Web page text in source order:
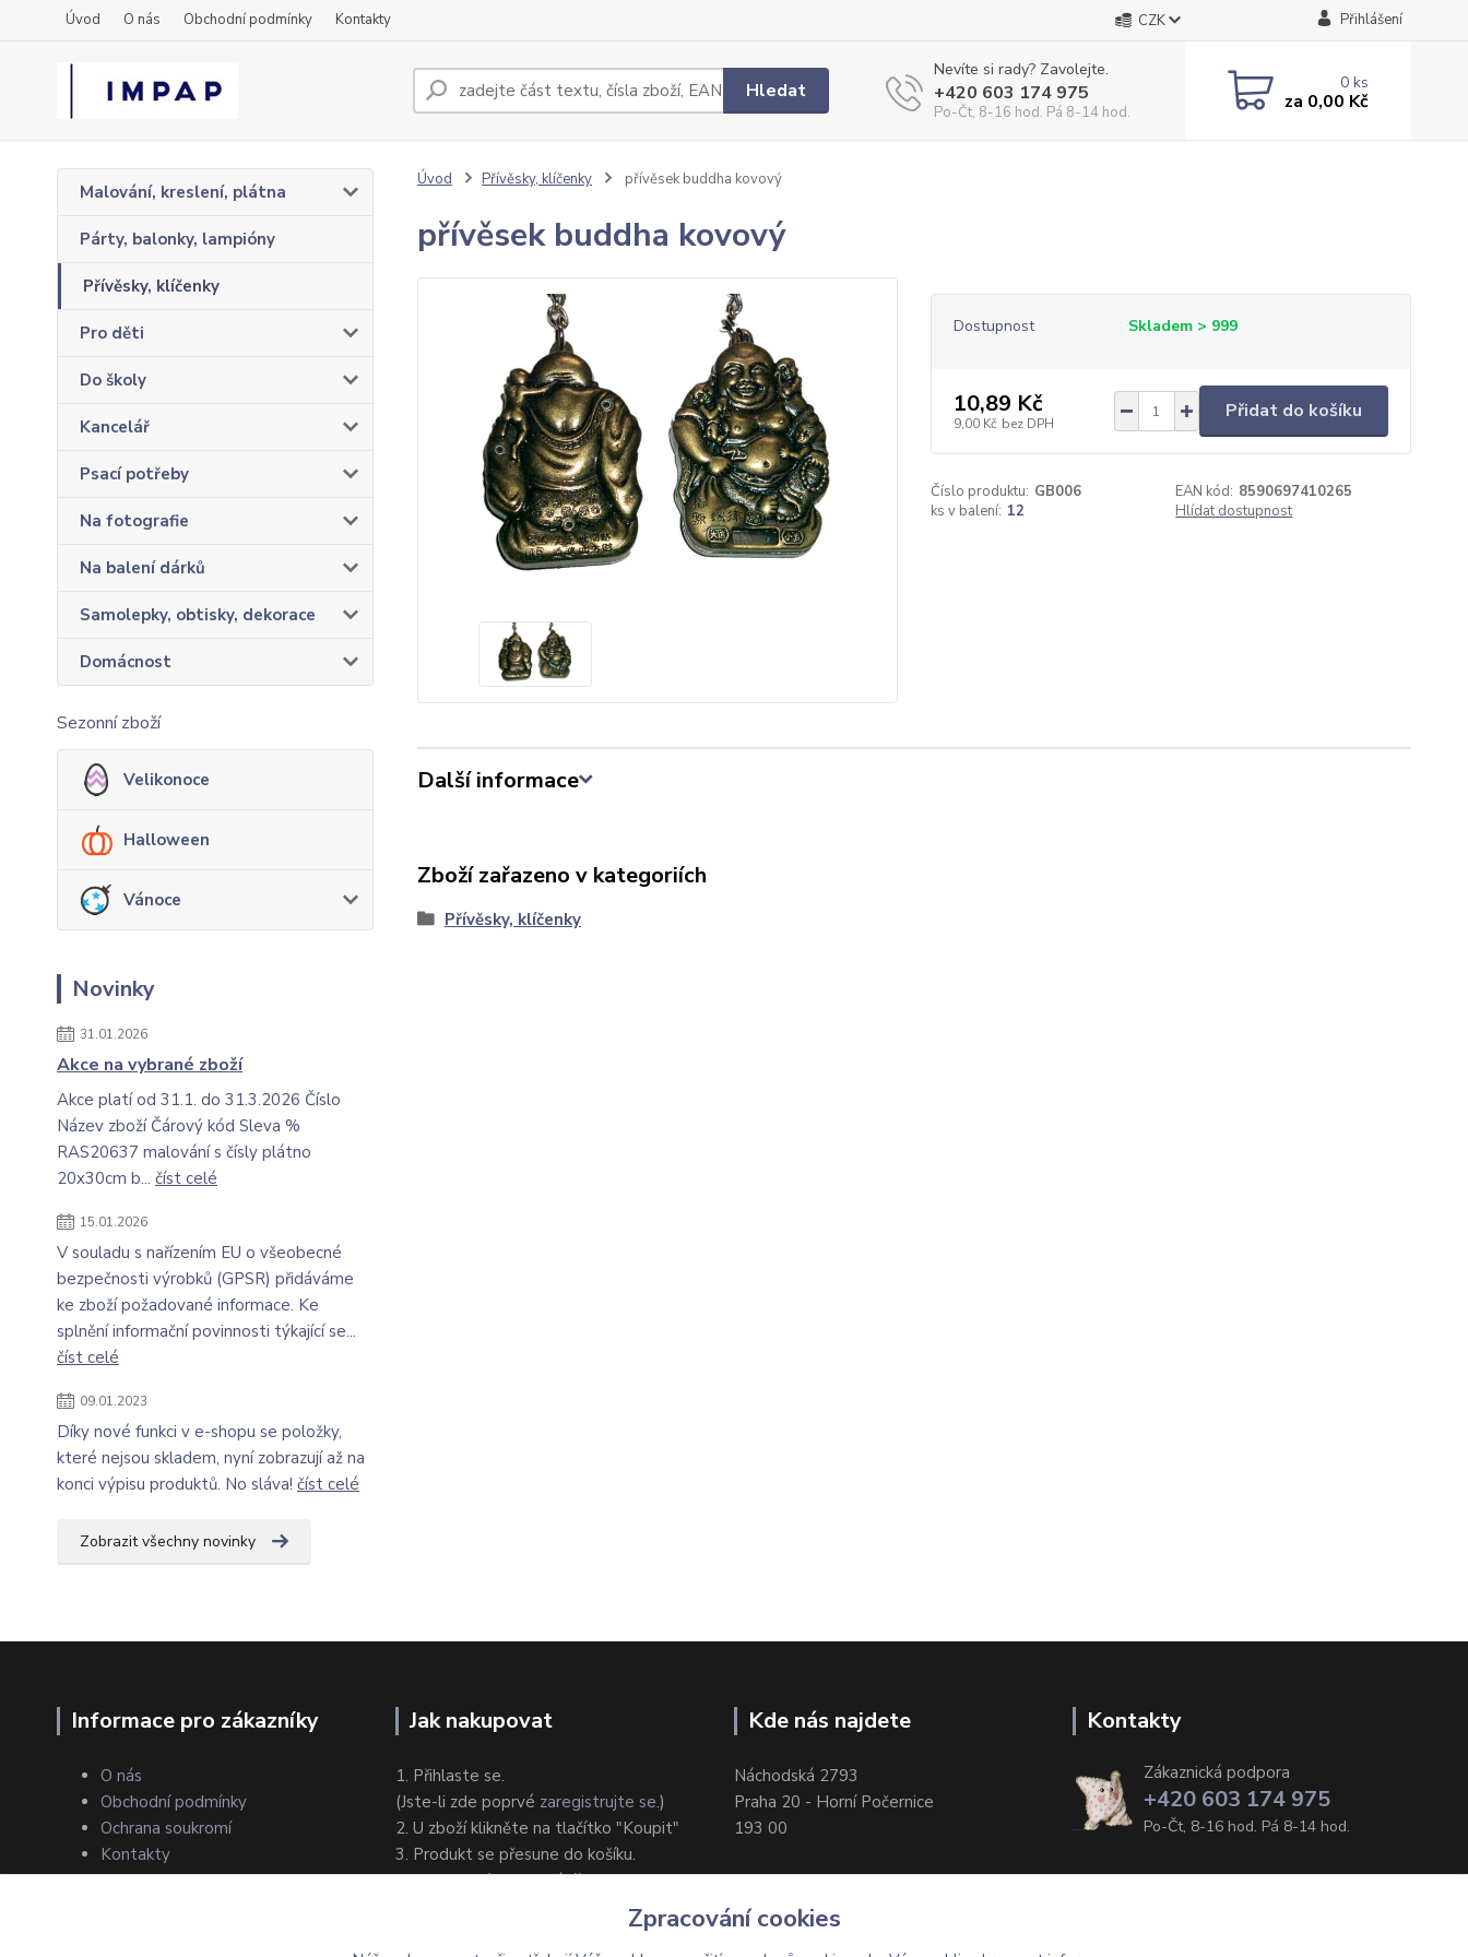
Úvod O nás Obchodní podmínky Kontakty CZK Přihlášení
Hledat
Nevíte si rady? Zavolejte.
+420 603 174 975
Po-Čt, 8-16 hod. Pá 8-14 hod.
0ks
za 0,00 Kč
Malování, kreslení, plátna
Párty, balonky, lampióny
Přívěsky, klíčenky
Pro děti
Do školy
Kancelář
Psací potřeby
Na fotografie
Na balení dárků
Samolepky, obtisky, dekorace
Domácnost
Sezonní zboží
Velikonoce
Halloween
Vánoce
Novinky
31.01.2026
Akce na vybrané zboží
Akce platí od 31.1. do 31.3.2026 Číslo
Název zboží Čárový kód Sleva %
RAS20637 malování s čísly plátno
20x30cm b... číst celé
15.01.2026
V souladu s nařízením EU o všeobecné
bezpečnosti výrobků (GPSR) přidáváme
ke zboží požadované informace. Ke
splnění informační povinnosti týkající se...
číst celé
09.01.2023
Díky nové funkci v e-shopu se položky,
které nejsou skladem, nyní zobrazují až na
konci výpisu produktů. No sláva! číst celé
Zobrazit všechny novinky
Úvod Přívěsky, klíčenky přívěsek buddha kovový
přívěsek buddha kovový
Dostupnost Skladem > 999
10,89 Kč
9,00 Kč bez DPH
Přidat do košíku
Číslo produktu: GB006 EAN kód: 8590697410265
ks v balení: 12 Hlídat dostupnost
Další informace
Zboží zařazeno v kategoriích
Přívěsky, klíčenky
Informace pro zákazníky
O nás
Obchodní podmínky
Ochrana soukromí
Kontakty
Jak nakupovat
1. Přihlaste se.
(Jste-li zde poprvé zaregistrujte se.)
2. U zboží klikněte na tlačítko "Koupit"
3. Produkt se přesune do košíku.
4. Zvolte způsob dodání/platby.
Kde nás najdete
Náchodská 2793
Praha 20 - Horní Počernice
193 00
Kontakty
Zákaznická podpora
+420 603 174 975
Po-Čt, 8-16 hod. Pá 8-14 hod.
Zpracování cookies